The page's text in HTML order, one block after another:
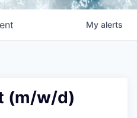
My alerts
(m/w/d)